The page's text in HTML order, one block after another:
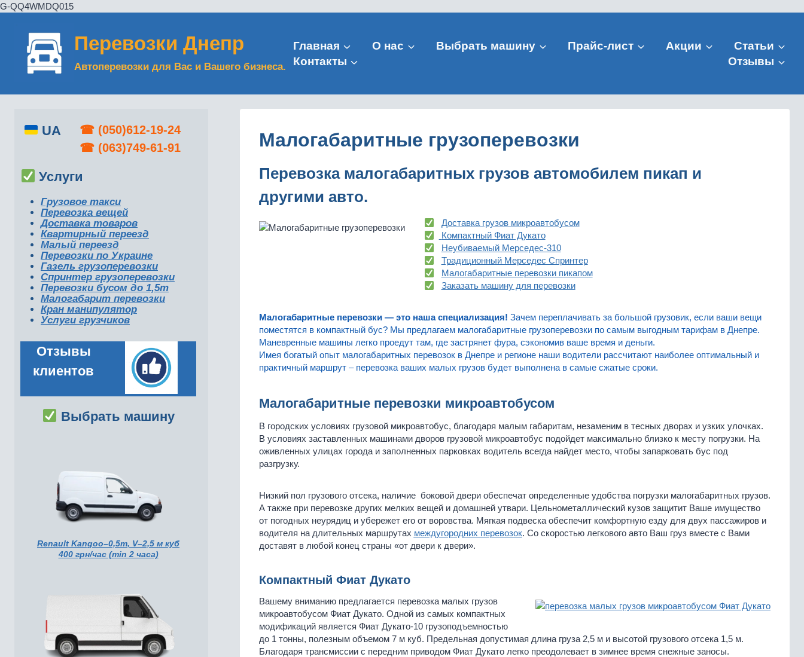
G-QQ4WMDQ015
содержимому
Перевозки Днепр
Автоперевозки для Вас и Вашего бизнеса.
Главная О нас Выбрать машину Прайс-лист Акции
Статьи
Контакты
Отзывы
Малогабаритные грузоперевозки
Перевозка малогабаритных грузов автомобилем пикап и
другими авто.
Доставка грузов микроавтобусом
Компактный Фиат Дукато
Неубиваемый Мерседес-310
Традиционный Мерседес Спринтер
Малогабаритные перевозки пикапом
Заказать машину для перевозки
Малогабаритные перевозки — это наша специализация! Зачем переплачивать за большой грузовик, если ваши вещи
поместятся в компактный бус? Мы предлагаем малогабаритные грузоперевозки по самым выгодным тарифам в Днепре.
Маневренные машины легко проедут там, где застрянет фура, сэкономив ваше время и деньги.
Имея богатый опыт малогабаритных перевозок в Днепре и регионе наши водители рассчитают наиболее оптимальный и
практичный маршрут – перевозка ваших малых грузов будет выполнена в самые сжатые сроки.
Малогабаритные перевозки микроавтобусом
В городских условиях грузовой микроавтобус, благодаря малым габаритам, незаменим в тесных дворах и узких улочках.
В условиях заставленных машинами дворов грузовой микроавтобус подойдет максимально близко к месту погрузки. На
оживленных улицах города и заполненных парковках водитель всегда найдет место, чтобы запарковать бус под
разгрузку.
Низкий пол грузового отсека, наличие боковой двери обеспечат определенные удобства погрузки малогабаритных грузов.
А также при перевозке других мелких вещей и домашней утвари. Цельнометаллический кузов защитит Ваше имущество
от погодных неурядиц и убережет его от воровства. Мягкая подвеска обеспечит комфортную езду для двух пассажиров и
водителя на длительных маршрутах междугородних перевозок. Со скоростью легкового авто Ваш груз вместе с Вами
доставят в любой конец страны «от двери к двери».
Компактный Фиат Дукато
Вашему вниманию предлагается перевозка малых грузов
микроавтобусом Фиат Дукато. Одной из самых компактных
модификаций является Фиат Дукато-10 грузоподъемностью
до 1 тонны, полезным объемом 7 м куб. Предельная допустимая длина груза 2,5 м и высотой грузового отсека 1,5 м.
Благодаря трансмиссии с передним приводом Фиат Дукато легко преодолевает в зимнее время снежные заносы.
UA ☎︎ (050)612-19-24
☎︎ (063)749-61-91
Услуги
Грузовое такси
Перевозка вещей
Доставка товаров
Квартирный переезд
Малый переезд
Перевозки по Украине
Газель грузоперевозки
Спринтер грузоперевозки
Перевозки бусом до 1,5т
Малогабарит перевозки
Кран манипулятор
Услуги грузчиков
Отзывы
клиентов
Выбрать машину
Renault Kangoo–0,5т, V–2,5 м куб
400 грн/час (min 2 часа)